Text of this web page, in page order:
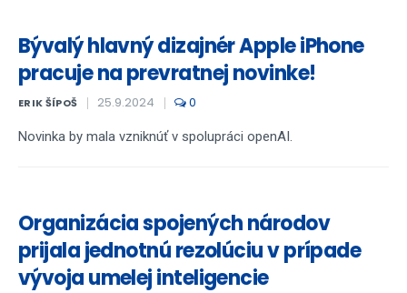
Bývalý hlavný dizajnér Apple iPhone
pracuje na prevratnej novinke!
ERIK ŠÍPOŠ 25.9.2024 0
Novinka by mala vzniknúť v spolupráci openAI.
Organizácia spojených národov
prijala jednotnú rezolúciu v prípade
vývoja umelej inteligencie